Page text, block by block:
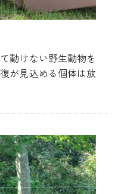
動けない野生動物を
が見込める個体は放